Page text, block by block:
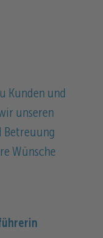
Kunden und
unseren
Betreuung
Wünsche